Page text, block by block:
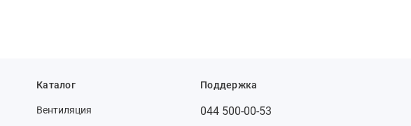
Каталог
Вентиляция
Поддержка
044 500-00-53